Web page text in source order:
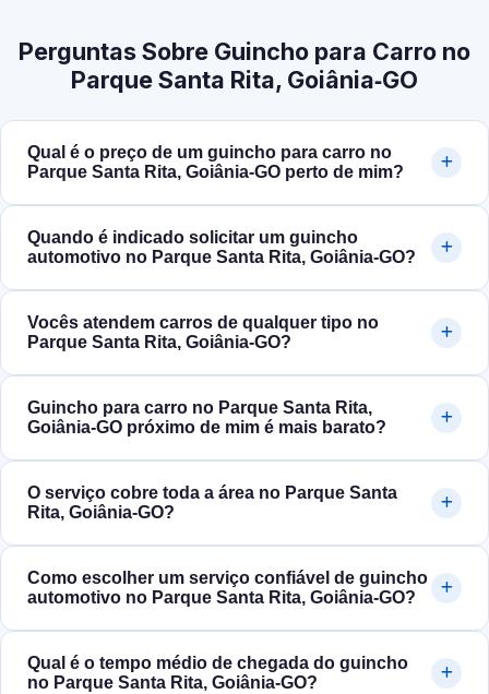
Perguntas Sobre Guincho para Carro no
Parque Santa Rita, Goiânia‑GO
Qual é o preço de um guincho para carro no
Parque Santa Rita, Goiânia‑GO perto de mim?
Quando é indicado solicitar um guincho
automotivo no Parque Santa Rita, Goiânia‑GO?
Vocês atendem carros de qualquer tipo no
Parque Santa Rita, Goiânia‑GO?
Guincho para carro no Parque Santa Rita,
Goiânia‑GO próximo de mim é mais barato?
O serviço cobre toda a área no Parque Santa
Rita, Goiânia‑GO?
Como escolher um serviço confiável de guincho
automotivo no Parque Santa Rita, Goiânia‑GO?
Qual é o tempo médio de chegada do guincho
no Parque Santa Rita, Goiânia‑GO?